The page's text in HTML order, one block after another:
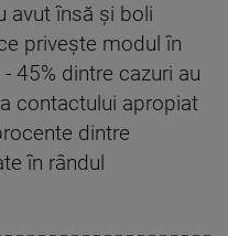
avut însă şi boli
priveşte modul în
45% dintre cazuri au
contactului apropiat
dintre
în rândul